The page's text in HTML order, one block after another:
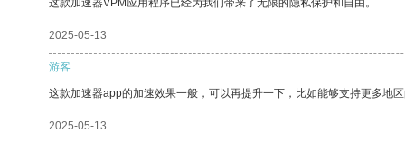
这款加速器VPM应用程序已经为我们带来了无限的隐私保护和自由。
2025-05-13
游客
这款加速器app的加速效果一般，可以再提升一下，比如能够支持更多地区
2025-05-13